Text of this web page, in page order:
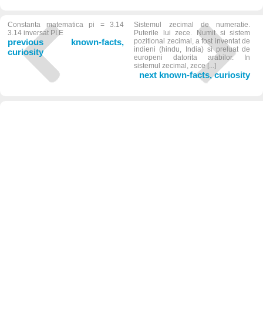
Constanta matematica pi = 3.14
3.14 inversat PI.E
previous known-facts,
curiosity
Sistemul zecimal de numeratie.
Puterile lui zece. Numit si sistem
pozitional zecimal, a fost inventat de
indieni (hindu, India) si preluat de
europeni datorita arabilor. In
sistemul zecimal, zece [...]
next known-facts, curiosity